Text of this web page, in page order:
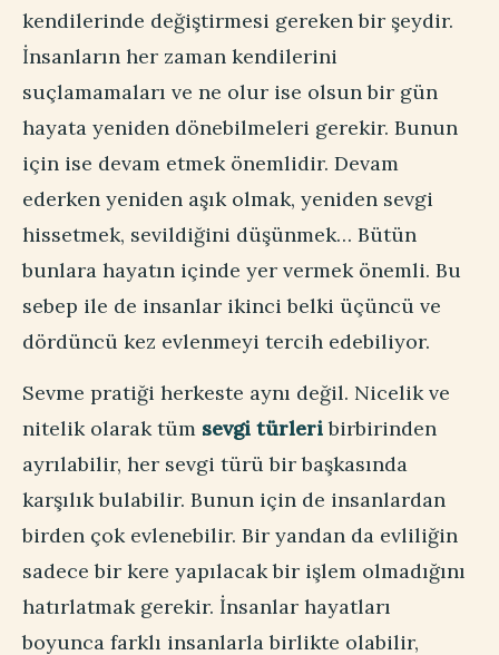
kendilerinde değiştirmesi gereken bir şeydir.
İnsanların her zaman kendilerini
suçlamamaları ve ne olur ise olsun bir gün
hayata yeniden dönebilmeleri gerekir. Bunun
için ise devam etmek önemlidir. Devam
ederken yeniden aşık olmak, yeniden sevgi
hissetmek, sevildiğini düşünmek… Bütün
bunlara hayatın içinde yer vermek önemli. Bu
sebep ile de insanlar ikinci belki üçüncü ve
dördüncü kez evlenmeyi tercih edebiliyor.
Sevme pratiği herkeste aynı değil. Nicelik ve
nitelik olarak tüm sevgi türleribirbirinden
ayrılabilir, her sevgi türü bir başkasında
karşılık bulabilir. Bunun için de insanlardan
birden çok evlenebilir. Bir yandan da evliliğin
sadece bir kere yapılacak bir işlem olmadığını
hatırlatmak gerekir. İnsanlar hayatları
boyunca farklı insanlarla birlikte olabilir,